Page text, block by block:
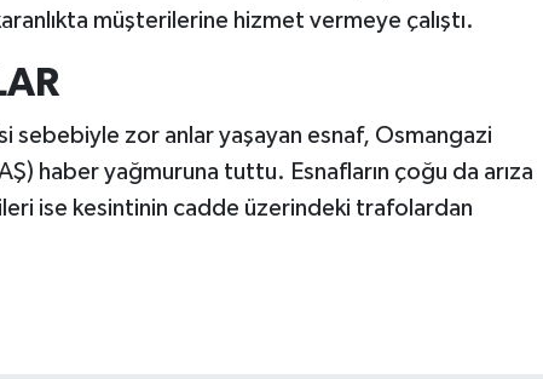
müşterilerine hizmet vermeye çalıştı.
sebebiyle zor anlar yaşayan esnaf, Osmangazi
haber yağmuruna tuttu. Esnafların çoğu da arıza
ise kesintinin cadde üzerindeki trafolardan